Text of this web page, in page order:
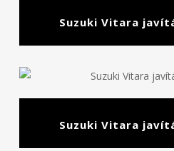
Suzuki Vitara
Suzuki Vitara